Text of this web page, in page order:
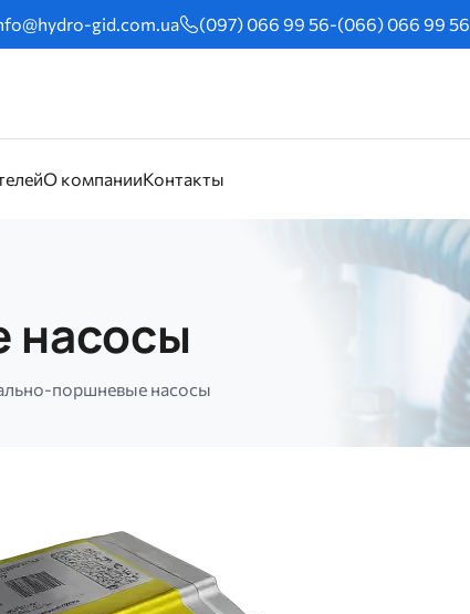
gid.com.ua (097) 066 99 56-(066) 066 99 56
О компанииКонтакты
насосы
поршневые насосы